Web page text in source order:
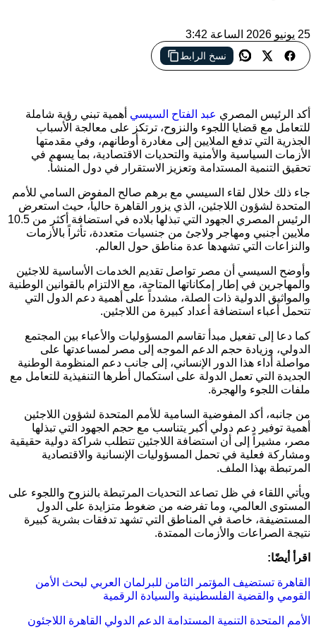
25 يونيو 2026 الساعة 3:42
نسخ الرابط
السيسي يؤكد ضرورة معالجة جذور أزمات اللجوء والنزوح ويدعو
أكد الرئيس المصري عبد الفتاح السيسي أهمية تبني رؤية شاملة
للتعامل مع قضايا اللجوء والنزوح، ترتكز على معالجة الأسباب
الجذرية التي تدفع الملايين إلى مغادرة أوطانهم، وفي مقدمتها
الأزمات السياسية والأمنية والتحديات الاقتصادية، بما يسهم في
تحقيق التنمية المستدامة وتعزيز الاستقرار في دول المنشأ.
جاء ذلك خلال لقاء السيسي مع برهم صالح المفوض السامي للأمم
المتحدة لشؤون اللاجئين، الذي يزور
القاهرة حالياً، حيث استعرض
الرئيس المصري الجهود التي تبذلها بلاده في استضافة أكثر من 10.5
ملايين أجنبي ومهاجر ولاجئ من جنسيات متعددة، تأثراً بالأزمات
والنزاعات التي تشهدها عدة مناطق حول العالم.
وأوضح السيسي أن مصر تواصل تقديم الخدمات الأساسية للاجئين
والمهاجرين في إطار إمكاناتها المتاحة، مع الالتزام بالقوانين الوطنية
والمواثيق الدولية ذات الصلة، مشدداً على أهمية دعم الدول التي
تتحمل أعباء استضافة أعداد كبيرة من اللاجئين.
كما دعا إلى تفعيل مبدأ تقاسم المسؤوليات والأعباء بين المجتمع
الدولي، وزيادة حجم الدعم الموجه إلى مصر لمساعدتها على
مواصلة أداء هذا الدور الإنساني، إلى جانب دعم المنظومة الوطنية
الجديدة التي تعمل الدولة على استكمال أطرها التنفيذية للتعامل مع
ملفات اللجوء والهجرة.
من جانبه، أكد المفوضية السامية للأمم المتحدة لشؤون اللاجئين
أهمية توفير دعم دولي أكبر يتناسب مع حجم الجهود التي تبذلها
مصر، مشيراً إلى أن استضافة اللاجئين تتطلب شراكة دولية حقيقية
ومشاركة فعلية في تحمل المسؤوليات الإنسانية والاقتصادية
المرتبطة بهذا الملف.
ويأتي اللقاء في ظل تصاعد التحديات المرتبطة بالنزوح واللجوء على
المستوى العالمي، وما تفرضه من ضغوط متزايدة على الدول
المستضيفة، خاصة في المناطق التي تشهد تدفقات بشرية كبيرة
نتيجة الصراعات والأزمات الممتدة.
اقرأ أيضًا:
القاهرة تستضيف المؤتمر الثامن للبرلمان العربي لبحث الأمن
القومي والقضية الفلسطينية والسيادة الرقمية
الأمم المتحدة التنمية المستدامة الدعم الدولي القاهرة اللاجئون